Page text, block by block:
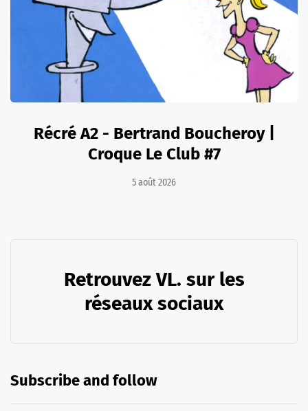
Récré A2 - Bertrand Boucheroy |
Croque Le Club #7
5 août 2026
Retrouvez VL. sur les
réseaux sociaux
Subscribe and follow